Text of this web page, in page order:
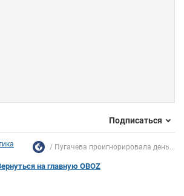
Подписаться
Пугачева проигнорировала день...
на главную OBOZ